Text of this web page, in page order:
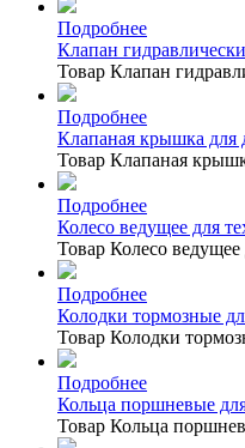
Подробнее
Клапан
Товар Клапан
Подробнее
Клапаная крышка для
Товар Клапаная
Подробнее
Колесо ведущее для
Товар Колесо
Подробнее
Колодки тормозные
Товар Колодки
Подробнее
Кольца поршневые
Товар Кольца